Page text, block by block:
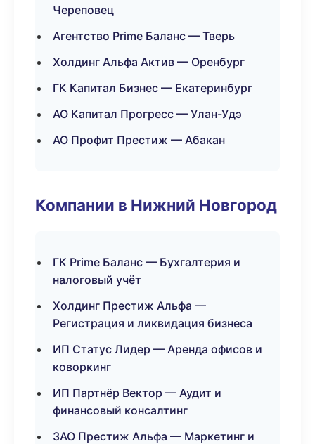
Череповец
Агентство Prime Баланс — Тверь
Холдинг Альфа Актив — Оренбург
ГК Капитал Бизнес — Екатеринбург
АО Капитал Прогресс — Улан-Удэ
АО Профит Престиж — Абакан
Компании в Нижний Новгород
ГК Prime Баланс — Бухгалтерия и
налоговый учёт
Холдинг Престиж Альфа —
Регистрация и ликвидация бизнеса
ИП Статус Лидер — Аренда офисов и
коворкинг
ИП Партнёр Вектор — Аудит и
финансовый консалтинг
ЗАО Престиж Альфа — Маркетинг и